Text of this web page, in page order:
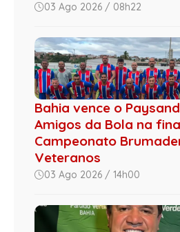
03 Ago 2026 / 08h22
Bahia vence o
Amigos da Bola na
Campeonato
Veteranos
03 Ago 2026 / 14h00